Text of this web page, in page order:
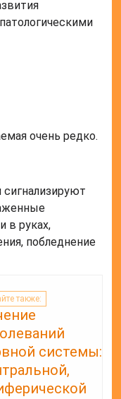
очень редко.
сигнализируют
в руках,
побледнение
также:
системы: